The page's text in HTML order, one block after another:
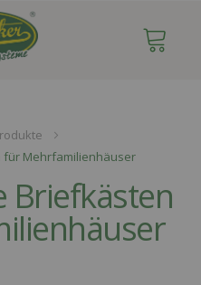
für Mehrfamilienhäuser
Briefkästen